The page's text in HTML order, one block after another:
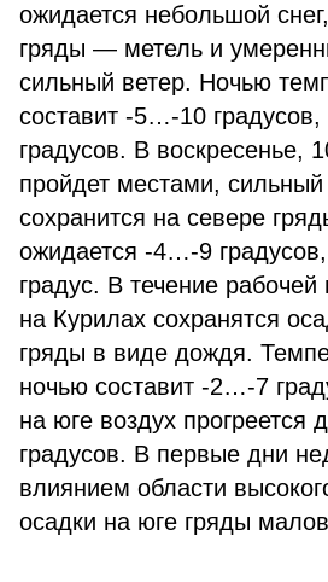
ожидается небольшой
гряды — метель и
сильный ветер. Ночью
составит -5…-10
градусов. В воскресенье,
пройдет местами, сильный
сохранится на севере
ожидается -4…-9
градус. В течение рабочей
на Курилах сохранятся
гряды в виде дождя.
ночью составит -2…-7
на юге воздух прогреется
градусов. В первые дни
влиянием области
осадки на юге гряды